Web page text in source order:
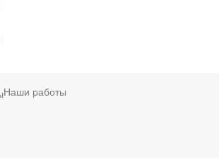
Наши работы